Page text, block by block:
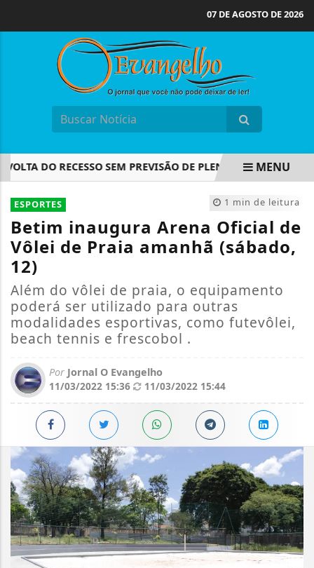
07 DE AGOSTO DE 2026
DO RECESSO SEM PREVISÃO DE PLENÁRIO NESTA SEMANA
EM ALTA
MENU
1 min de leitura
ESPORTES
Betim inaugura Arena Oficial de
Vôlei de Praia amanhã (sábado,
12)
Além do vôlei de praia, o equipamento
poderá ser utilizado para outras
modalidades esportivas, como futevôlei,
beach tennis e frescobol .
Por Jornal O Evangelho
11/03/2022 15:36
11/03/2022 15:44